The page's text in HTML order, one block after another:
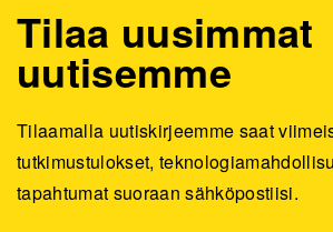
Tilaa uusimmat
uutisemme
Tilaamalla uutiskirjeemme saat
tutkimustulokset,
tapahtumat suoraan sähköpostiisi.